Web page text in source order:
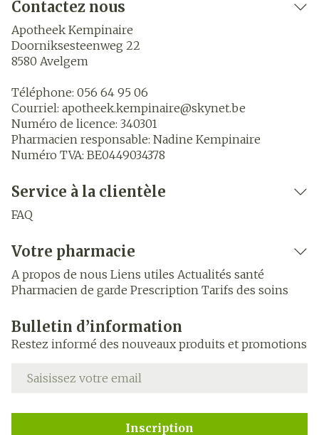
Contactez nous
Apotheek Kempinaire
Doorniksesteenweg 22
8580 Avelgem
Téléphone: 056 64 95 06
Courriel: apotheek.kempinaire@skynet.be
Numéro de licence: 340301
Pharmacien responsable: Nadine Kempinaire
Numéro TVA: BE0449034378
Service à la clientèle
FAQ
Votre pharmacie
A propos de nous Liens utiles Actualités santé
Pharmacien de garde Prescription Tarifs des soins
Bulletin d’information
Restez informé des nouveaux produits et promotions
Adresse mail
Inscription